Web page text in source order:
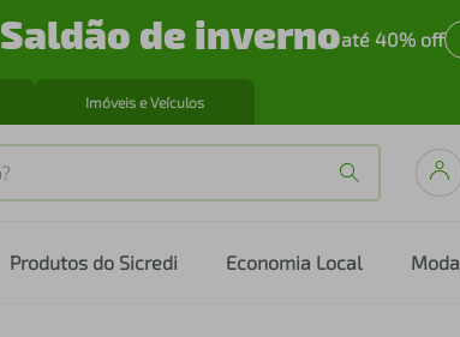
Saldão de invernoaté 40% off
Imóveis e Veículos
Produtos do Sicredi Economia Local Moda